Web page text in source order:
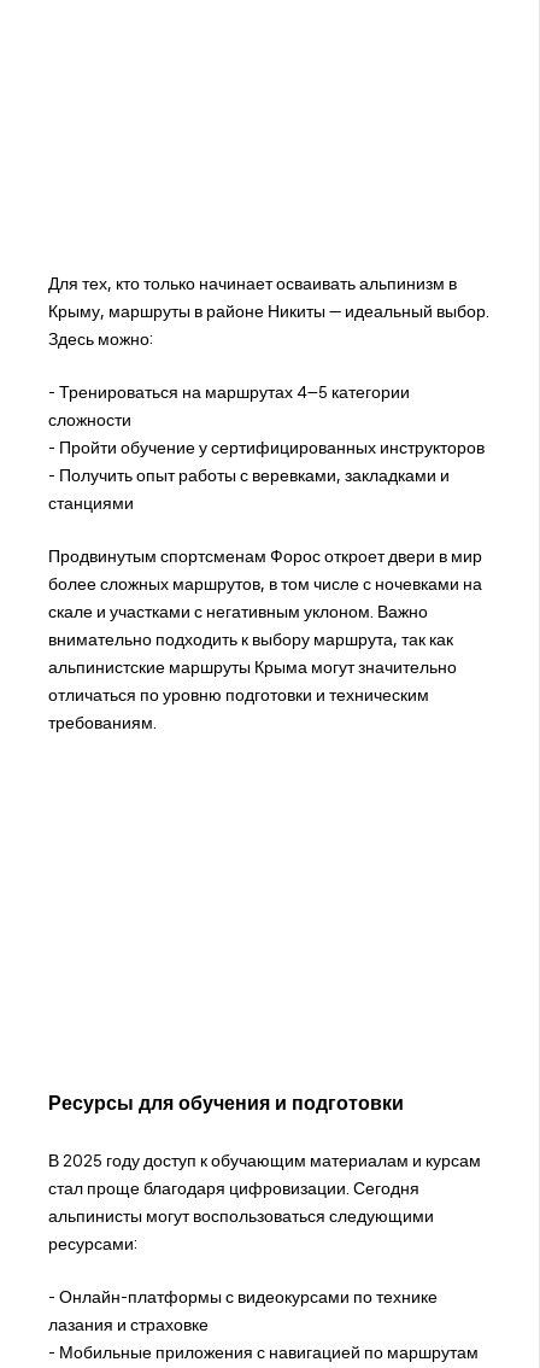
Для тех, кто только начинает осваивать альпинизм в
Крыму, маршруты в районе Никиты — идеальный выбор.
Здесь можно:
- Тренироваться на маршрутах 4–5 категории
сложности
- Пройти обучение у сертифицированных инструкторов
- Получить опыт работы с веревками, закладками и
станциями
Продвинутым спортсменам Форос откроет двери в мир
более сложных маршрутов, в том числе с ночевками на
скале и участками с негативным уклоном. Важно
внимательно подходить к выбору маршрута, так как
альпинистские маршруты Крыма могут значительно
отличаться по уровню подготовки и техническим
требованиям.
Ресурсы для обучения и подготовки
В 2025 году доступ к обучающим материалам и курсам
стал проще благодаря цифровизации. Сегодня
альпинисты могут воспользоваться следующими
ресурсами:
- Онлайн-платформы с видеокурсами по технике
лазания и страховке
- Мобильные приложения с навигацией по маршрутам